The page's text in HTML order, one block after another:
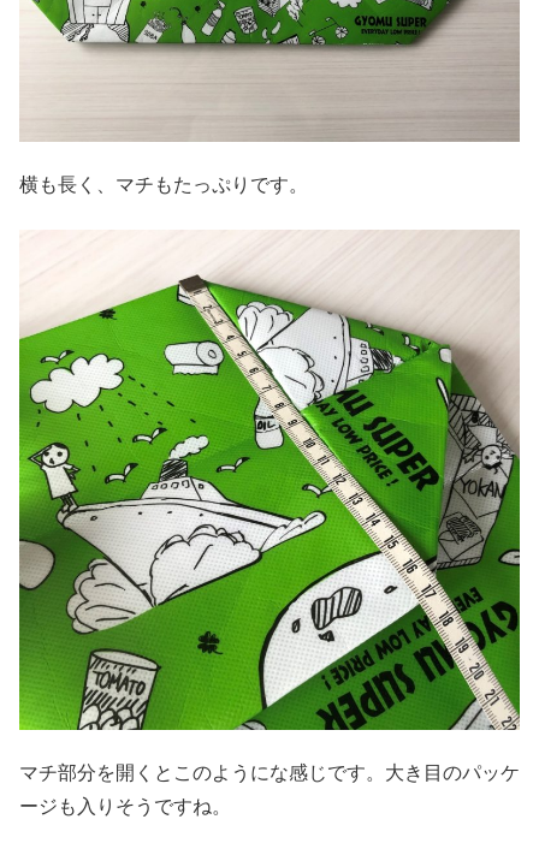
横も長く、マチもたっぷりです。
マチ部分を開くとこのようにな感じです。大き目のパッケ
ージも入りそうですね。